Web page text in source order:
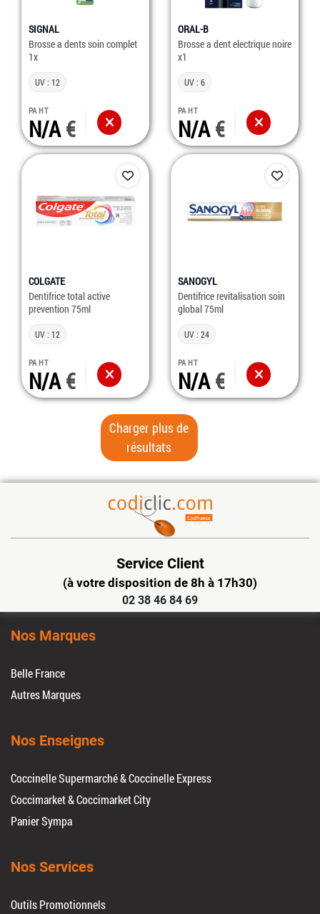
SIGNAL
Brosse a dents soin complet
1x
UV : 12
PA HT
N/A
ORAL-B
Brosse a dent electrique noire
x1
UV : 6
PA HT
N/A
COLGATE
Dentifrice total active
prevention 75ml
UV : 12
PA HT
N/A
SANOGYL
Dentifrice revitalisation soin
global 75ml
UV : 24
PA HT
N/A
Charger plus de
résultats
Service Client
(à votre disposition de 8h à 17h30)
02 38 46 84 69
Nos Marques
Belle France
Autres Marques
Nos Enseignes
Coccinelle Supermarché & Coccinelle Express
Coccimarket & Coccimarket City
Panier Sympa
Nos Services
Outils Promotionnels